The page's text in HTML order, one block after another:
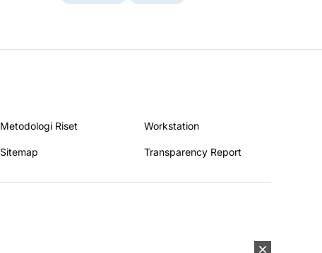
Metodologi Riset Workstation
Sitemap Transparency Report